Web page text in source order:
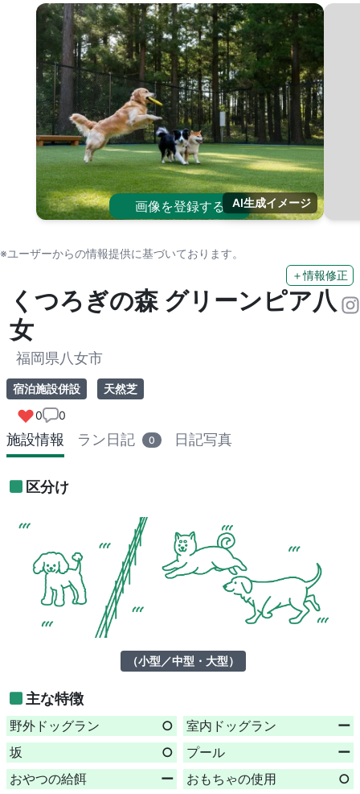
画像を登録する AI生成イメージ
※ユーザーからの情報提供に基づいております。
＋情報修正
くつろぎの森 グリーンピア八
女
福岡県八女市
宿泊施設併設
天然芝
0
0
施設情報 ラン日記 0 日記写真
区分け
（小型／中型・大型）
主な特徴
野外ドッグラン ○ 室内ドッグラン
ー
坂
○ プール
ー
おやつの給餌
ー おもちゃの使用
○